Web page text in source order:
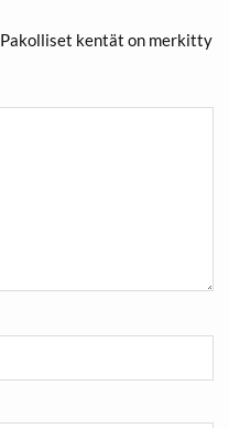
Pakolliset kentät on merkitty